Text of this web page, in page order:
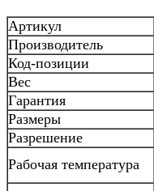
Артикул
Производитель
Код-позиции
Вес
Гарантия
Размеры
Разрешение
Рабочая температура